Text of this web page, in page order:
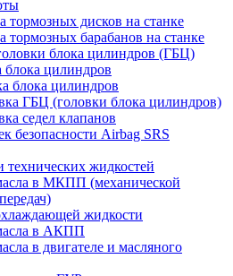
тормозных дисков на станке
тормозных барабанов на станке
блока цилиндров (ГБЦ)
блока цилиндров
блока цилиндров
ГБЦ (головки блока цилиндров)
седел клапанов
безопасности Airbag SRS
технических жидкостей
в МКПП (механической
жидкости
в АКПП
в двигателе и масляного